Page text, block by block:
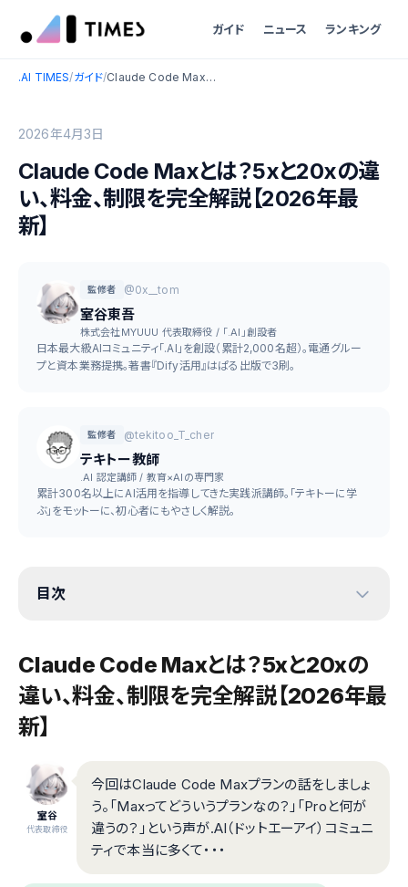
ガイド ニュース ランキング
.AI TIMES/ガイド/ Claude Code Maxとは？5xと20xの違い、料金、制限を完全解説【2026年最新】
2026年4月3日
Claude Code Maxとは？5xと20xの違
い、料金、制限を完全解説【2026年最
新】
監修者 @0x__tom
室谷東吾
株式会社MYUUU 代表取締役 / 「.AI」創設者
日本最大級AIコミュニティ「.AI」を創設（累計2,000名超）。電通グルー
プと資本業務提携。著書『Dify活用』はぱる出版で3刷。
監修者 @tekitoo_T_cher
テキトー教師
.AI 認定講師 / 教育×AIの専門家
累計300名以上にAI活用を指導してきた実践派講師。「テキトーに学
ぶ」をモットーに、初心者にもやさしく解説。
目次
Claude Code Maxとは？5xと20xの
違い、料金、制限を完全解説【2026年最
新】
室谷
代表取締役
今回はClaude Code Maxプランの話をしましょ
う。「Maxってどういうプランなの？」「Proと何が
違うの？」という声が.AI（ドットエーアイ）コミュニ
ティで本当に多くて・・・